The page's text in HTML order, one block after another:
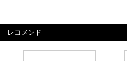
レコメンド